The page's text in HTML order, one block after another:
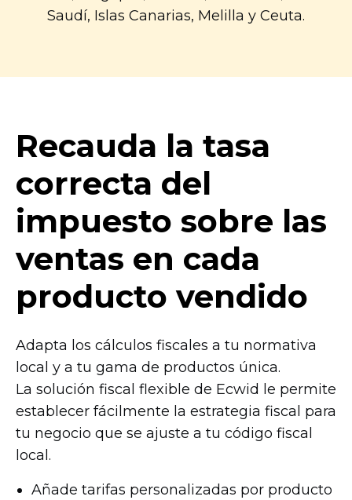
Saudí, Islas Canarias, Melilla y Ceuta.
Recauda la tasa
correcta del
impuesto sobre las
ventas en cada
producto vendido
Adapta los cálculos fiscales a tu normativa
local y a tu gama de productos única.
La solución fiscal flexible de Ecwid le permite
establecer fácilmente la estrategia fiscal para
tu negocio que se ajuste a tu código fiscal
local.
Añade tarifas personalizadas por producto